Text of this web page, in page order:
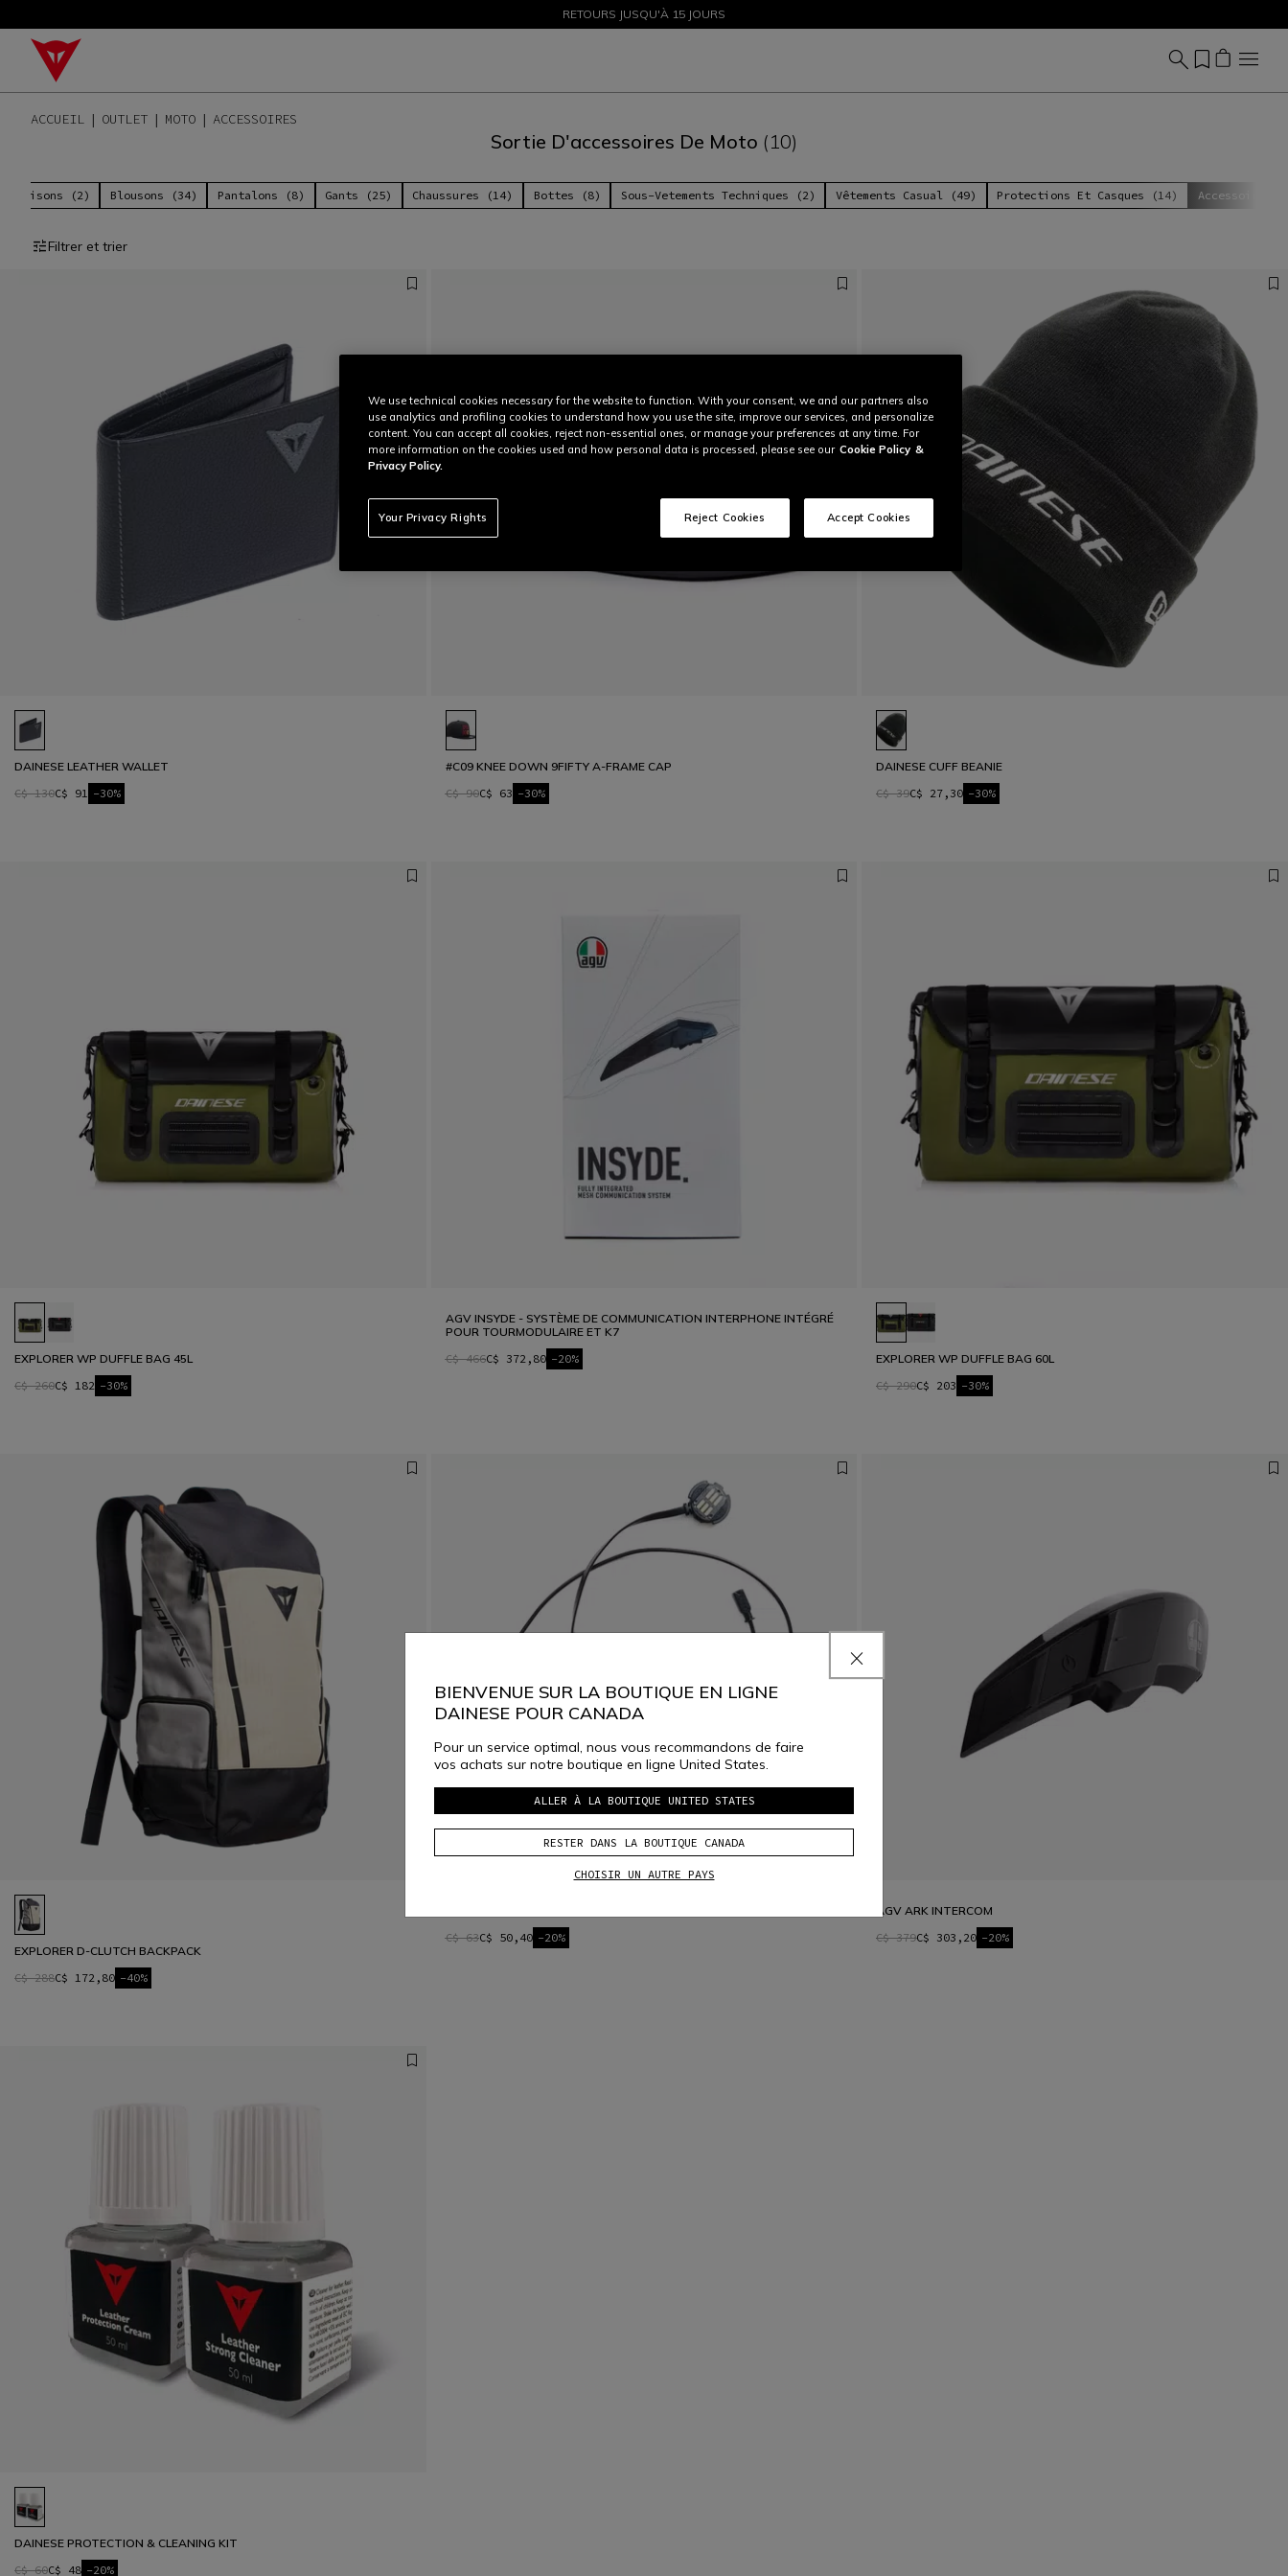
SOLDES JUSQU'À-50 % – ACHETEZ MAINTENANT
RETOURS JUSQU'À 15 JOURS
ACCUEIL OUTLET MOTO ACCESSOIRES
Sortie D'accessoires De Moto (10)
(2) Blousons (34) Pantalons (8) Gants (25) Chaussures (14) Bottes (8) Sous-Vetements Techniques (2) Vêtements Casual (49) Protections Et Casques (14) Accessoires
Filtrer et trier
DAINESE LEATHER WALLET
C$ 130C$ 91 -30%
#C09 KNEE DOWN 9FIFTY A-FRAME CAP
C$ 90C$ 63 -30%
DAINESE CUFF BEANIE
C$ 39C$ 27,30 -30%
EXPLORER WP DUFFLE BAG 45L
C$ 260C$ 182 -30%
AGV INSYDE - SYSTÈME DE COMMUNICATION INTERPHONE INTÉGRÉ
POUR TOURMODULAIRE ET K7
C$ 466C$ 372,80 -20%
EXPLORER WP DUFFLE BAG 60L
C$ 290C$ 203 -30%
EXPLORER D-CLUTCH BACKPACK
C$ 288C$ 172,80 -40%
C$ 63C$ 50,40 -20%
AGV ARK INTERCOM
C$ 379C$ 303,20 -20%
DAINESE PROTECTION & CLEANING KIT
C$ 60C$ 48 -20%
BIENVENUE SUR LA BOUTIQUE EN LIGNE
DAINESE POUR CANADA
Pour un service optimal, nous vous recommandons de faire
vos achats sur notre boutique en ligne United States.
ALLER À LA BOUTIQUE UNITED STATES
RESTER DANS LA BOUTIQUE CANADA
CHOISIR UN AUTRE PAYS
We use technical cookies necessary for the website to function. With your consent, we and our partners also
use analytics and profiling cookies to understand how you use the site, improve our services, and personalize
content. You can accept all cookies, reject non-essential ones, or manage your preferences at any time. For
more information on the cookies used and how personal data is processed, please see our Cookie Policy &
Privacy Policy.
Your Privacy Rights Reject Cookies Accept Cookies